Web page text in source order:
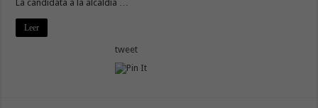
La candidata a la alcaldía …
Leer
tweet